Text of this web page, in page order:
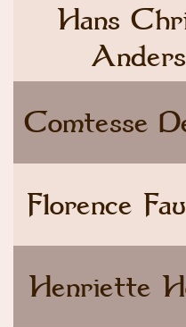
Hans
Comtesse
Florence
Henriette